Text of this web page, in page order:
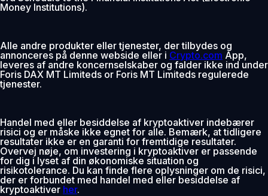
Money Institutions).
Alle andre produkter eller tjenester, der tilbydes og
annonceres på denne webside eller i Crypto.com App,
leveres af andre koncernselskaber og falder ikke ind under
Foris DAX MT Limiteds or Foris MT Limiteds regulerede
tjenester.
Handel med eller besiddelse af kryptoaktiver indebærer
risici og er måske ikke egnet for alle. Bemærk, at tidligere
resultater ikke er en garanti for fremtidige resultater.
Overvej nøje, om investering i kryptoaktiver er passende
for dig i lyset af din økonomiske situation og
risikotolerance. Du kan finde flere oplysninger om de risici,
der er forbundet med handel med eller besiddelse af
kryptoaktiver her.